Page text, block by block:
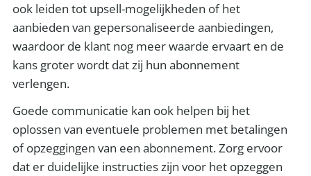
ook leiden tot upsell-mogelijkheden of het
aanbieden van gepersonaliseerde aanbiedingen,
waardoor de klant nog meer waarde ervaart en de
kans groter wordt dat zij hun abonnement
verlengen.
Goede communicatie kan ook helpen bij het
oplossen van eventuele problemen met betalingen
of opzeggingen van een abonnement. Zorg ervoor
dat er duidelijke instructies zijn voor het opzeggen